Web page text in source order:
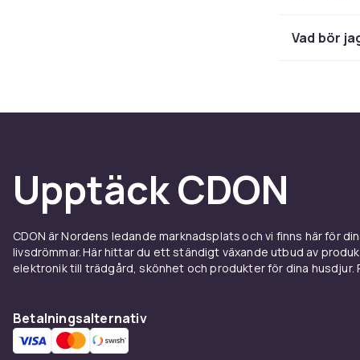
modell med
Gamingstolar
nacke, rygg
att passa
hållning och
Klappstolar
lätta att
Vad bör
Upptäck CDON
CDON är Nordens ledande marknadsplats och vi finns här för
livsdrömmar. Här hittar du ett ständigt växande utbud av
elektronik till trädgård, skönhet och produkter för dina husdjur.
Betalningsalternativ